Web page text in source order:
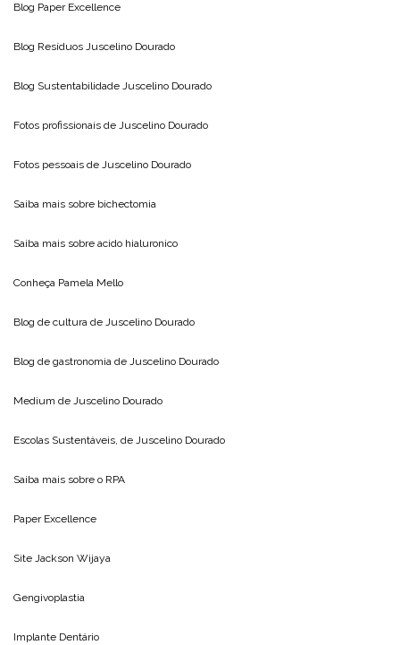
Blog Paper Excellence
Blog Resíduos Juscelino Dourado
Blog Sustentabilidade Juscelino Dourado
Fotos profissionais de Juscelino Dourado
Fotos pessoais de Juscelino Dourado
Saiba mais sobre bichectomia
Saiba mais sobre acido hialuronico
Conheça Pamela Mello
Blog de cultura de Juscelino Dourado
Blog de gastronomia de Juscelino Dourado
Medium de Juscelino Dourado
Escolas Sustentáveis, de Juscelino Dourado
Saiba mais sobre o RPA
Paper Excellence
Site Jackson Wijaya
Gengivoplastia
Implante Dentário